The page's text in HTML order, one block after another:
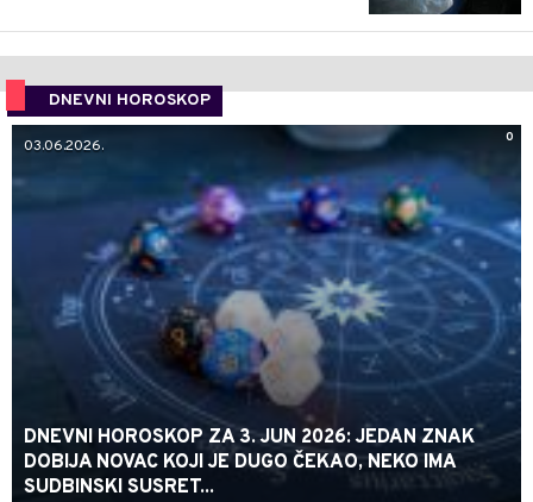
DNEVNI HOROSKOP
0
03.06.2026.
DNEVNI HOROSKOP ZA 3. JUN 2026: JEDAN ZNAK
DOBIJA NOVAC KOJI JE DUGO ČEKAO, NEKO IMA
SUDBINSKI SUSRET...